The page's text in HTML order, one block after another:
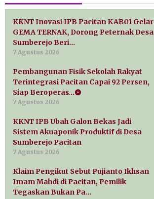
KKNT Inovasi IPB Pacitan KAB01 Gelar
GEMA TERNAK, Dorong Peternak Desa
Sumberejo Beri…
7 Agustus 2026
Pembangunan Fisik Sekolah Rakyat
Terintegrasi Pacitan Capai 92 Persen,
Siap Beroperas…
7 Agustus 2026
KKNT IPB Ubah Galon Bekas Jadi
Sistem Akuaponik Produktif di Desa
Sumberejo Pacitan
7 Agustus 2026
Klaim Pengikut Sebut Pujianto Ikhsan
Imam Mahdi di Pacitan, Pemilik
Tegaskan Bukan Pa…